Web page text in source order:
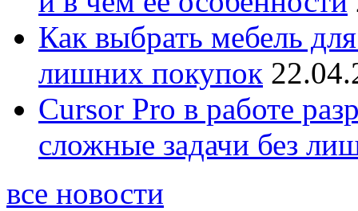
Как выбрать мебель
лишних покупок
Cursor Pro в работе
сложные задачи без
все новости